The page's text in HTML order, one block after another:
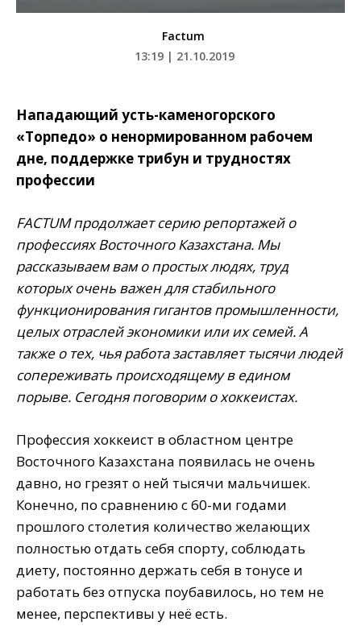
Factum
13:19 | 21.10.2019
Нападающий усть-каменогорского
«Торпедо» о ненормированном рабочем
дне, поддержке трибун и трудностях
профессии
FACTUM продолжает серию репортажей о
профессиях Восточного Казахстана. Мы
рассказываем вам о простых людях, труд
которых очень важен для стабильного
функционирования гигантов промышленности,
целых отраслей экономики или их семей. А
также о тех, чья работа заставляет тысячи людей
сопереживать происходящему в едином
порыве. Сегодня поговорим о хоккеистах.
Профессия хоккеист в областном центре
Восточного Казахстана появилась не очень
давно, но грезят о ней тысячи мальчишек.
Конечно, по сравнению с 60-ми годами
прошлого столетия количество желающих
полностью отдать себя спорту, соблюдать
диету, постоянно держать себя в тонусе и
работать без отпуска поубавилось, но тем не
менее, перспективы у неё есть.